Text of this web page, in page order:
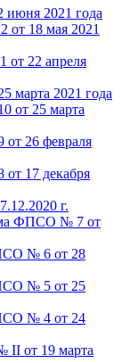
июня 2021 года
от 18 мая 2021
от 22 апреля
марта 2021 года
от 25 марта
от 26 февраля
17 декабря
г.
ФПСО № 7 от
№ 6 от 28
№ 5 от 25
№ 4 от 24
II от 19 марта